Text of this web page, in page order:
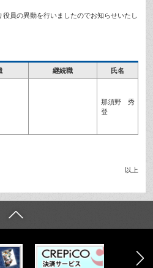
員の異動を行いましたのでお知らせいたし
継続職 氏名
那須野 秀
登
以上